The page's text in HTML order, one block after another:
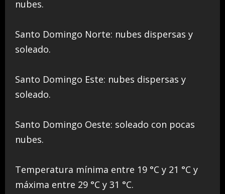
nubes.
Santo Domingo Norte: nubes dispersas y
soleado.
Santo Domingo Este: nubes dispersas y
soleado.
Santo Domingo Oeste: soleado con pocas
nubes.
Temperatura mínima entre 19 °C y 21 °C y
máxima entre 29 °C y 31 °C.